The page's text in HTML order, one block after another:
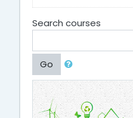
Search courses
Go